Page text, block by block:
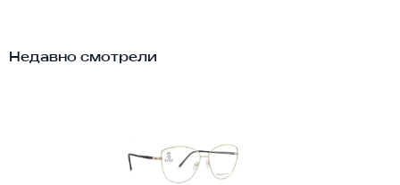
Недавно смотрели